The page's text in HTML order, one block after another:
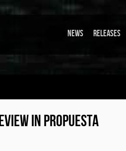
News Releases
IN PROPUESTA